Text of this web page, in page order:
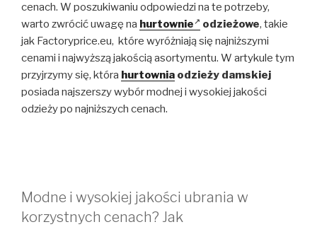
cenach. W poszukiwaniu odpowiedzi na te potrzeby,
warto zwrócić uwagę na hurtownie odzieżowe, takie
jak Factoryprice.eu, które wyróżniają się najniższymi
cenami i najwyższą jakością asortymentu. W artykule tym
przyjrzymy się, która hurtownia odzieży damskiej
posiada najszerszy wybór modnej i wysokiej jakości
odzieży po najniższych cenach.
Modne i wysokiej jakości ubrania w
korzystnych cenach? Jak